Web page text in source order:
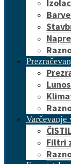
Varčevanje
Filtri